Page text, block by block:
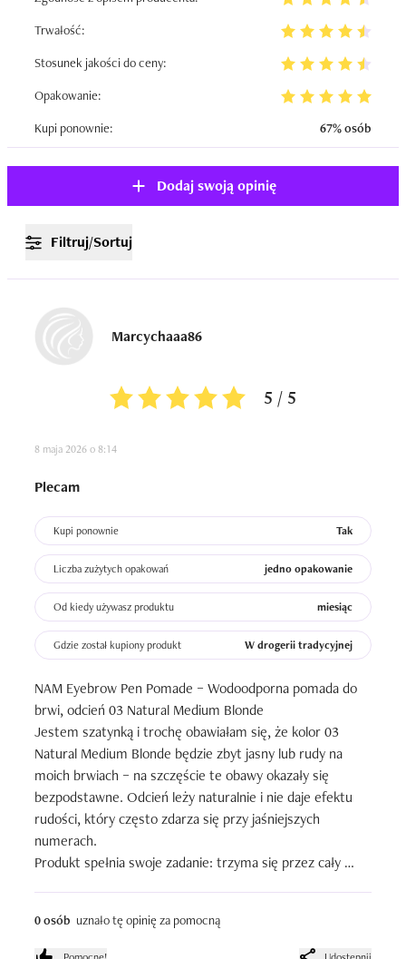
Trwałość:
Stosunek jakości do ceny:
Opakowanie:
Kupi ponownie:
67% osób
Dodaj swoją opinię
Filtruj/Sortuj
Marcychaaa86
5 / 5
8 maja 2026 o 8:14
Plecam
Kupi ponownie Tak
Liczba zużytych opakowań jedno opakowanie
Od kiedy używasz produktu miesiąc
Gdzie został kupiony produkt W drogerii tradycyjnej
NAM Eyebrow Pen Pomade – Wodoodporna pomada do
brwi, odcień 03 Natural Medium Blonde
Jestem szatynką i trochę obawiałam się, że kolor 03
Natural Medium Blonde będzie zbyt jasny lub rudy na
moich brwiach – na szczęście te obawy okazały się
bezpodstawne. Odcień leży naturalnie i nie daje efektu
rudości, który często zdarza się przy jaśniejszych
numerach.
Produkt spełnia swoje zadanie: trzyma się przez cały
bez wprawy.
Przy kolejnym zakupie sięgnę po odcień 02 Cool Deep
0 osób uznało tę opinię za pomocną